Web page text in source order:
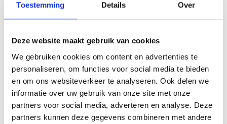
Toestemming Details Over
Deze website maakt gebruik van cookies
We gebruiken cookies om content en advertenties te
personaliseren, om functies voor social media te bieden
en om ons websiteverkeer te analyseren. Ook delen we
informatie over uw gebruik van onze site met onze
partners voor social media, adverteren en analyse. Deze
partners kunnen deze gegevens combineren met andere
Contact formulier
Heeft u een vraag of wilt u graag een afspraak
maken, vul dan het contact formulier hiernaast in.
Geef bijvoorbeeld aan welke behandeling u
graag zou willen. We nemen zo spoedig mogelijk
contact met u op.